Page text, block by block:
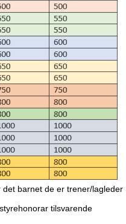
barnet de er trener/lagleder
tilsvarende